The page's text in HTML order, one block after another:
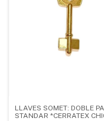
LLAVES SOMET: DOBLE
STANDAR *CERRATEX